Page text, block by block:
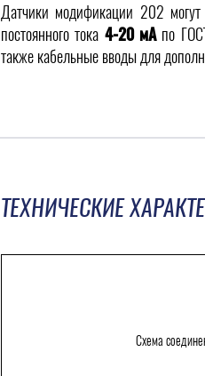
Датчики модификации 202 могут
постоянного тока 4-20 мАпо
также кабельные вводы для
ТЕХНИЧЕСКИЕ
Схема